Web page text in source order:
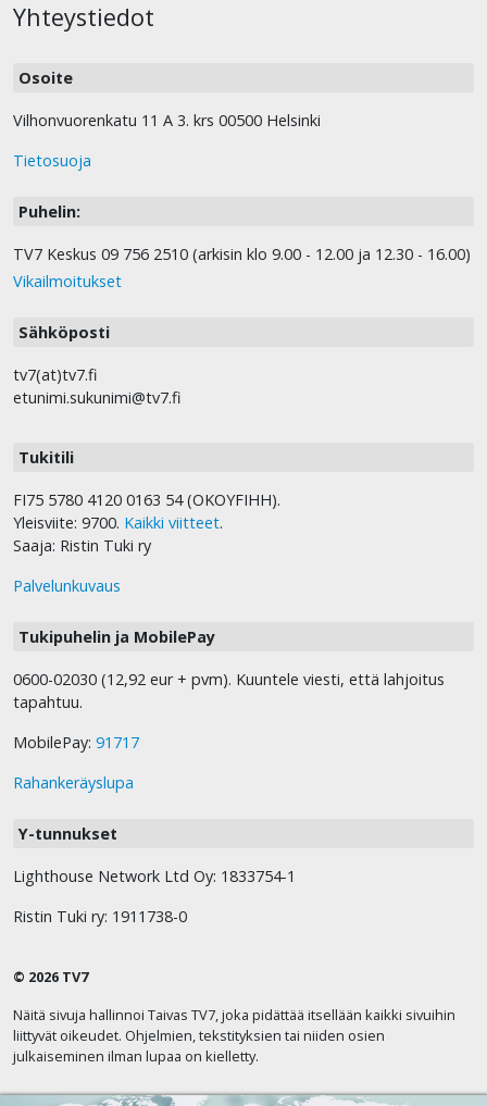
Yhteystiedot
Osoite
Vilhonvuorenkatu 11 A 3. krs 00500 Helsinki
Tietosuoja
Puhelin:
TV7 Keskus 09 756 2510 (arkisin klo 9.00 - 12.00 ja 12.30 - 16.00)
Vikailmoitukset
Sähköposti
tv7(at)tv7.fi
etunimi.sukunimi@tv7.fi
Tukitili
FI75 5780 4120 0163 54 (OKOYFIHH).
Yleisviite: 9700. Kaikki viitteet.
Saaja: Ristin Tuki ry
Palvelunkuvaus
Tukipuhelin ja MobilePay
0600-02030 (12,92 eur + pvm). Kuuntele viesti, että lahjoitus
tapahtuu.
MobilePay: 91717
Rahankeräyslupa
Y-tunnukset
Lighthouse Network Ltd Oy: 1833754-1
Ristin Tuki ry: 1911738-0
© 2026 TV7
Näitä sivuja hallinnoi Taivas TV7, joka pidättää itsellään kaikki sivuihin
liittyvät oikeudet. Ohjelmien, tekstityksien tai niiden osien
julkaiseminen ilman lupaa on kielletty.